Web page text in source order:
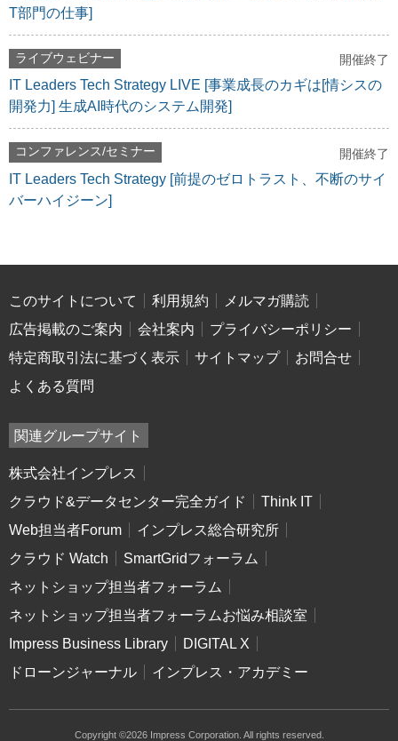
T部門の仕事]
ライブウェビナー 開催終了
IT Leaders Tech Strategy LIVE [事業成長のカギは[情シスの
開発力] 生成AI時代のシステム開発]
コンファレンス/セミナー 開催終了
IT Leaders Tech Strategy [前提のゼロトラスト、不断のサイ
バーハイジーン]
このサイトについて 利用規約
メルマガ購読
広告掲載のご案内
会社案内
プライバシーポリシー
特定商取引法に基づく表示
サイトマップ
お問合せ
よくある質問
関連グループサイト
株式会社インプレス
クラウド&データセンター完全ガイド
Think IT
Web担当者Forum
インプレス総合研究所
クラウド Watch
SmartGridフォーラム
ネットショップ担当者フォーラム
ネットショップ担当者フォーラムお悩み相談室
Impress Business Library
DIGITAL X
ドローンジャーナル
インプレス・アカデミー
Copyright ©2026 Impress Corporation. All rights reserved.